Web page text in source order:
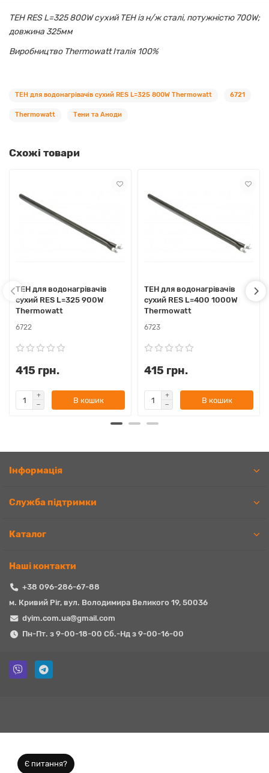
ТЕН RES L=325 800W сухий ТЕН із н/ж сталі, потужністю 700W;
довжина 325мм
Виробництво Thermowatt Італія 100%
ТЕН для водонагрівачів сухий RES L=325 800W Thermowatt 6721
Thermowatt Тени та Аноди
Схожі товари
ТЕН для водонагрівачів
сухий RES L=325 900W
Thermowatt
6722
415 грн.
В кошик
ТЕН для водонагрівачів
сухий RES L=400 1000W
Thermowatt
6723
415 грн.
В кошик
Є питання?
Iнформація
Служба підтримки
Каталог
Наші контакти
+38 096-286-67-88
м. Кривий Ріг, вул. Володимира Великого 19, 50036
dyim.com.ua@gmail.com
Пн-Пт. з 9-00-18-00 Сб.-Нд з 9-00-16-00